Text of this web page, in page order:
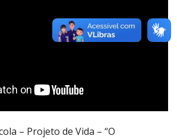
– Projeto de Vida – “O